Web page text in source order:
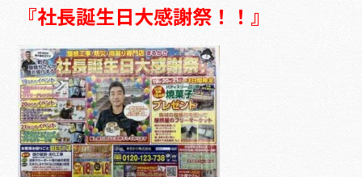
『社長誕生日大感謝祭！！』